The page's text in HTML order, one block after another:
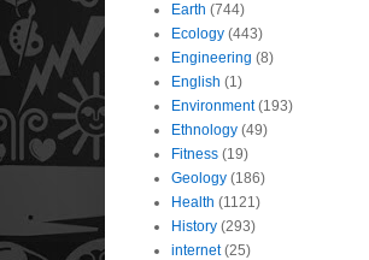
Earth (744)
Ecology (443)
Engineering (8)
English (1)
Environment (193)
Ethnology (49)
Fitness (19)
Geology (186)
Health (1121)
History (293)
internet (25)